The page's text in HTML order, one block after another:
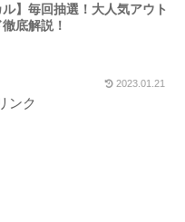
ル】毎回抽選！大人気アウト
底解説！
2023.01.21
ンク